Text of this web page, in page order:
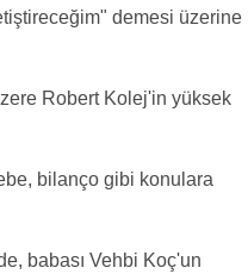
demesi üzerine
Robert Kolej'in yüksek
bilanço gibi konulara
babası Vehbi Koç'un